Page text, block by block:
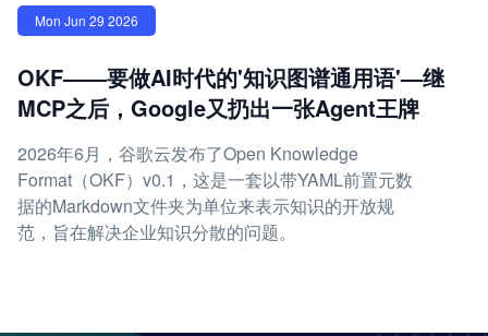
Mon Jun 29 2026
OKF——要做AI时代的'知识图谱通用语'—继
MCP之后，Google又扔出一张Agent王牌
2026年6月，谷歌云发布了Open Knowledge
Format（OKF）v0.1，这是一套以带YAML前置元数
据的Markdown文件夹为单位来表示知识的开放规
范，旨在解决企业知识分散的问题。